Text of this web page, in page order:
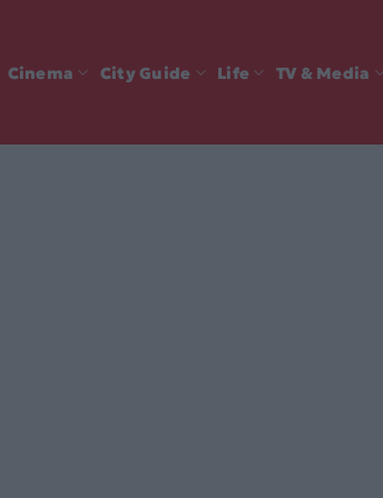
Cinema City Guide Life TV & Media